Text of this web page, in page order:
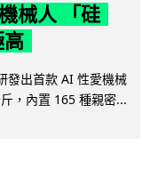
械人 「硅
發出首款 AI 性愛機械
，內置 165 種親密...